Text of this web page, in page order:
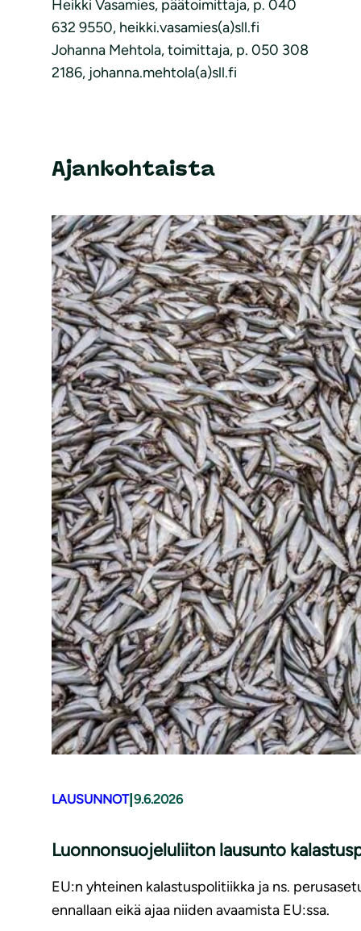
Heikki Vasamies, päätoimittaja, p. 040
632 9550, heikki.vasamies(a)sll.fi
Johanna Mehtola, toimittaja, p. 050 308
2186, johanna.mehtola(a)sll.fi
Ajankohtaista
LAUSUNNOT|9.6.2026
Luonnonsuojeluliiton lausunto
EU:n yhteinen kalastuspolitiikka ja ns.
ennallaan eikä ajaa niiden avaamista EU:ssa.